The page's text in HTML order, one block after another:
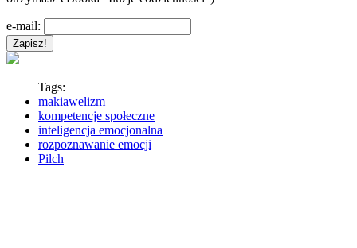
e-mail:
Tags:
makiawelizm
kompetencje społeczne
inteligencja emocjonalna
rozpoznawanie emocji
Pilch